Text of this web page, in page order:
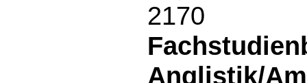
2170
Anglistik/